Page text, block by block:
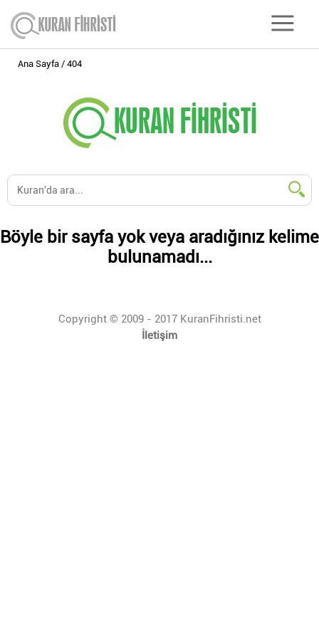
Ana Sayfa 404
Böyle bir sayfa yok veya aradığınız kelime
bulunamadı...
Copyright © 2009 - 2017 KuranFihristi.net
İletişim